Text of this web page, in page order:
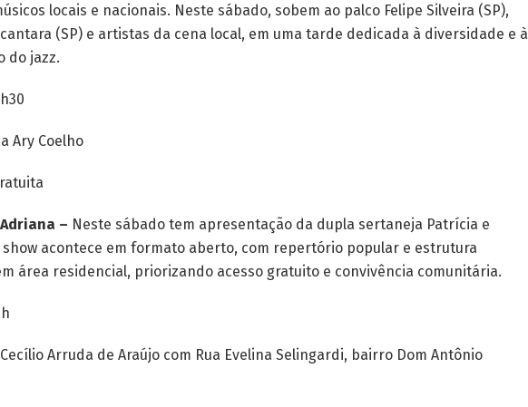
locais e nacionais. Neste sábado, sobem ao palco Felipe Silveira (SP),
(SP) e artistas da cena local, em uma tarde dedicada à diversidade e à
do jazz.
Ary Coelho
– Neste sábado tem apresentação da dupla sertaneja Patrícia e
show acontece em formato aberto, com repertório popular e estrutura
área residencial, priorizando acesso gratuito e convivência comunitária.
Cecílio Arruda de Araújo com Rua Evelina Selingardi, bairro Dom Antônio